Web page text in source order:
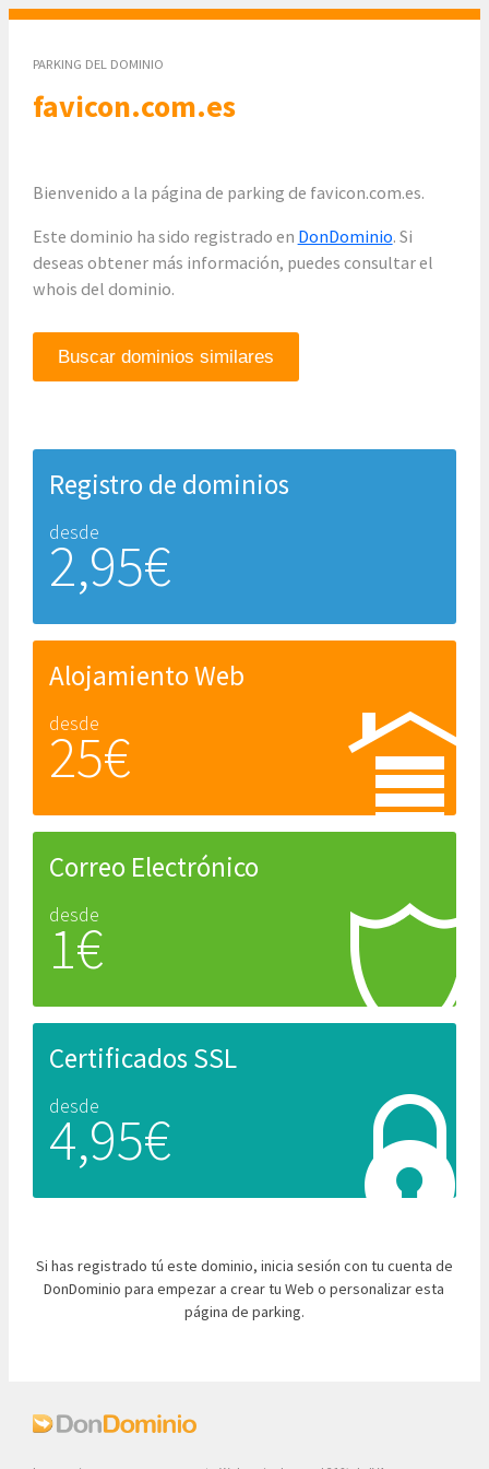
PARKING DEL DOMINIO
favicon.com.es
Bienvenido a la página de parking de favicon.com.es.
Este dominio ha sido registrado en DonDominio. Si
deseas obtener más información, puedes consultar el
whois del dominio.
Buscar dominios similares
Registro de dominios
desde
2,95€
Alojamiento Web
desde
25€
Correo Electrónico
desde
1€
Certificados SSL
desde
4,95€
Si has registrado tú este dominio, inicia sesión con tu cuenta de
DonDominio para empezar a crear tu Web o personalizar esta
página de parking.